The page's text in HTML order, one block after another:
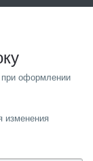
изменения